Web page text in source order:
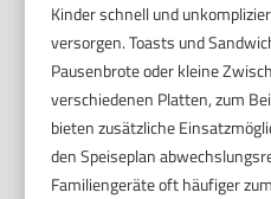
Kinder schnell und
versorgen. Toasts und
Pausenbrote oder kleine
verschiedenen Platten, zum
bieten zusätzliche
den Speiseplan
Familiengeräte oft häufiger